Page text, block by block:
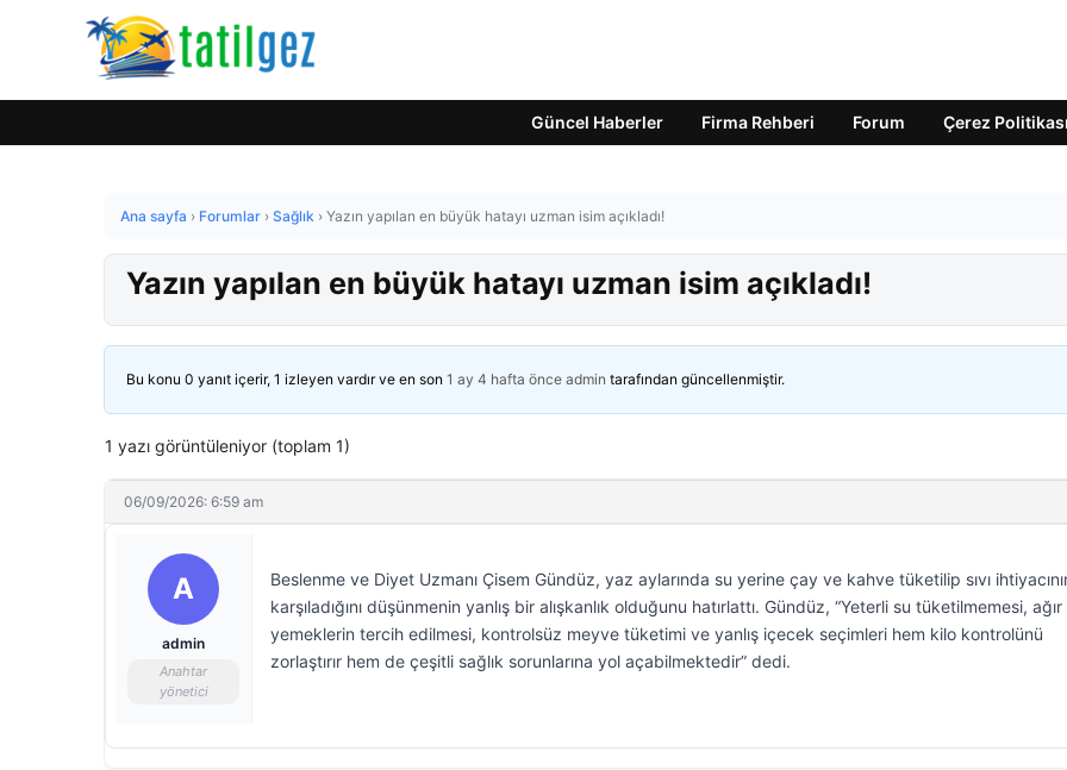
Güncel Haberler Firma Rehberi Forum Çerez Politikası
Ana sayfa › Forumlar › Sağlık › Yazın yapılan en büyük hatayı uzman isim açıkladı!
Yazın yapılan en büyük hatayı uzman isim açıkladı!
Bu konu 0 yanıt içerir, 1 izleyen vardır ve en son 1 ay 4 hafta önce admin tarafından güncellenmiştir.
1 yazı görüntüleniyor (toplam 1)
06/09/2026: 6:59 am
A
admin
Anahtar
yönetici
Beslenme ve Diyet Uzmanı Çisem Gündüz, yaz aylarında su yerine çay ve kahve tüketilip sıvı
karşıladığını düşünmenin yanlış bir alışkanlık olduğunu hatırlattı. Gündüz, “Yeterli su tüketilmemesi, ağır
yemeklerin tercih edilmesi, kontrolsüz meyve tüketimi ve yanlış içecek seçimleri hem kilo kontrolünü
zorlaştırır hem de çeşitli sağlık sorunlarına yol açabilmektedir” dedi.